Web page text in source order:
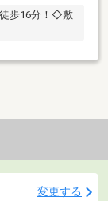
歩16分！◇敷
変更する